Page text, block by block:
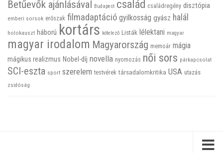
Betűevők ajánlásával Budapest család családregény disztópia
emberi sorsok erőszak filmadaptáció gyilkosság gyász halál
holokauszt háború kortárs kötelező Listák lélektani magyar
magyar irodalom Magyarország memoár mágia
mágikus realizmus Nobel-díj novella nyomozás női sors párkapcsolat
SCI-eszta sport szerelem testvérek társadalomkritika USA utazás
zsidóság